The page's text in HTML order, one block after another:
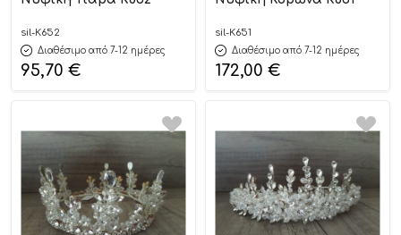
sil-K652
Διαθέσιμο από 7-12 ημέρες
95,70 €
sil-K651
Διαθέσιμο από 7-12 ημέρες
172,00 €